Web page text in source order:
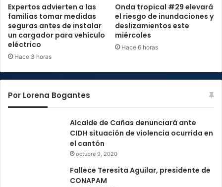
p
e
r
a
t
i
a
t
i
Expertos advierten a las
familias tomar medidas
seguras antes de instalar
un cargador para vehículo
eléctrico
Hace 3 horas
Onda tropical #29 elevará
el riesgo de inundaciones y
deslizamientos este
miércoles
Hace 6 horas
Por Lorena Bogantes
Alcalde de Cañas denunciará ante
CIDH situación de violencia ocurrida en
el cantón
octubre 9, 2020
Fallece Teresita Aguilar, presidente de
CONAPAM